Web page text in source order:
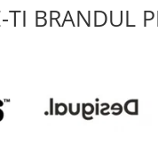
TI BRANDUL